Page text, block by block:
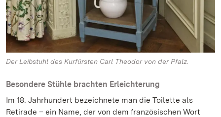
Der Leibstuhl des Kurfürsten Carl Theodor von der Pfalz.
Besondere Stühle brachten Erleichterung
Im 18. Jahrhundert bezeichnete man die Toilette als
Retirade – ein Name, der von dem französischen Wort